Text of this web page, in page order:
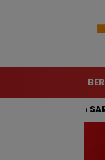
Tim SAR